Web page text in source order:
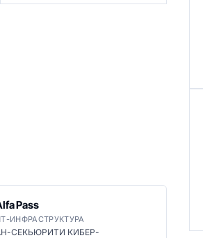
Pass
ИНФРАСТРУКТУРА
СЕКЬЮРИТИ КИБЕР-